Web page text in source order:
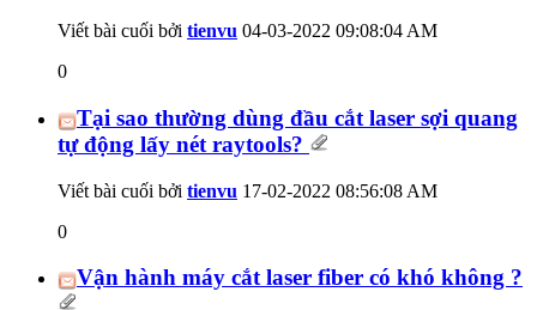
Viết bài cuối bởi tienvu 04-03-2022 09:08:04 AM
0
Tại sao thường dùng đầu cắt laser sợi quang
tự động lấy nét raytools?
Viết bài cuối bởi tienvu 17-02-2022 08:56:08 AM
0
Vận hành máy cắt laser fiber có khó không ?